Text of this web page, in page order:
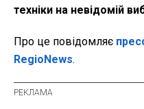
техніки на невідомій
Про це повідомляє
RegioNews.